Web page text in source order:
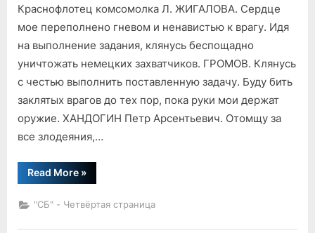
перед
Краснофлотец комсомолка Л. ЖИГАЛОВА. Сердце
мое переполнено гневом и ненавистью к врагу. Идя
на выполнение задания, клянусь беспощадно
уничтожать немецких захватчиков. ГРОМОВ. Клянусь
с честью выполнить поставленную задачу. Буду бить
заклятых врагов до тех пор, пока руки мои держат
оружие. ХАНДОГИН Петр Арсентьевич. Отомщу за
все злодеяния,…
Read More“Строки
перед
»
"СБ" - Четвёртая страница